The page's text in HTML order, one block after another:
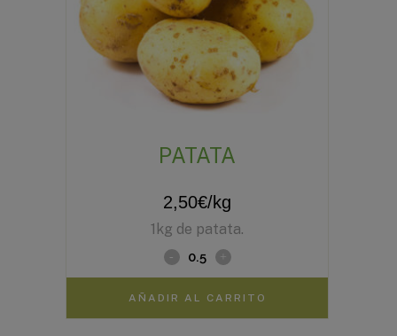
AÑADIR AL CARRITO
PATATA
2,50€/kg
1kg de patata.